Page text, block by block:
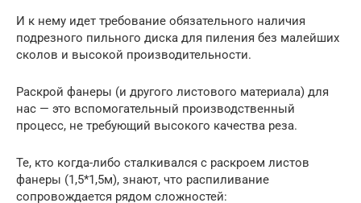
И к нему идет требование обязательного наличия
подрезного пильного диска для пиления без малейших
сколов и высокой производительности.
Раскрой фанеры (и другого листового материала) для
нас — это вспомогательный производственный
процесс, не требующий высокого качества реза.
Те, кто когда-либо сталкивался с раскроем листов
фанеры (1,5*1,5м), знают, что распиливание
сопровождается рядом сложностей: